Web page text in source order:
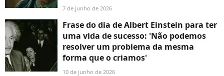
7 de junho de 2026
Frase do dia de Albert Einstein para ter
uma vida de sucesso: 'Não podemos
resolver um problema da mesma
forma que o criamos'
10 de junho de 2026